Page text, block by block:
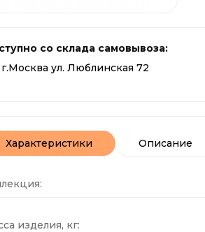
со склада самовывоза:
г.Москва ул. Люблинская 72
Характеристики Описание
изделия, кг: